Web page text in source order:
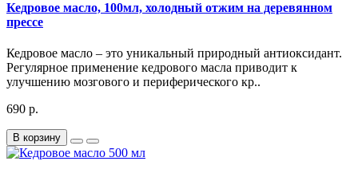
Кедровое масло, 100мл, холодный отжим на деревянном
прессе
Кедровое масло – это уникальный природный антиоксидант.
Регулярное применение кедрового масла приводит к
улучшению мозгового и периферического кр..
690 р.
В корзину